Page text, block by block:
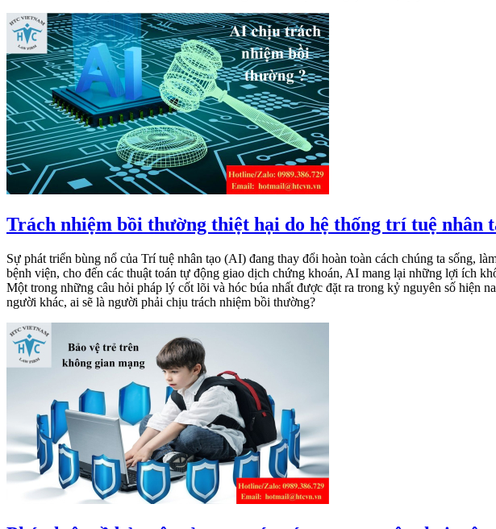
Trách nhiệm bồi thường thiệt hại do hệ thống trí tuệ nhân
Sự phát triển bùng nổ của Trí tuệ nhân tạo (AI) đang thay đổi hoàn toàn cách chúng ta sống,
bệnh viện, cho đến các thuật toán tự động giao dịch chứng khoán, AI mang lại những lợi ích
Một trong những câu hỏi pháp lý cốt lõi và hóc búa nhất được đặt ra trong kỷ nguyên số hiện
người khác, ai sẽ là người phải chịu trách nhiệm bồi thường?